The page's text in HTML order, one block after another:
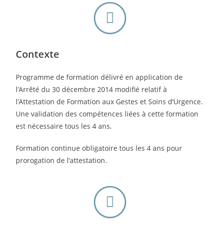
Contexte
Programme de formation délivré en application de
l’Arrêté du 30 décembre 2014 modifié relatif à
l’Attestation de Formation aux Gestes et Soins d’Urgence.
Une validation des compétences liées à cette formation
est nécessaire tous les 4 ans.
Formation continue obligatoire tous les 4 ans pour
prorogation de l’attestation.